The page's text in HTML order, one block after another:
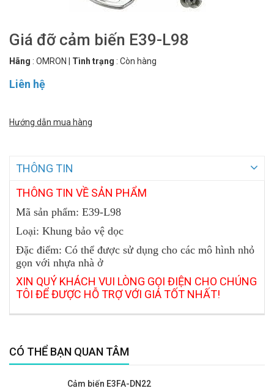
Giá đỡ cảm biến E39-L98
Hãng : OMRON Tình trạng : Còn hàng
Liên hệ
Hướng dẫn mua hàng
THÔNG TIN
THÔNG TIN VỀ SẢN PHẨM
Mã sản phẩm: E39-L98
Loại: Khung bảo vệ dọc
Đặc điểm: Có thể được sử dụng cho các mô hình nhỏ
gọn với nhựa nhà ở
XIN QUÝ KHÁCH VUI LÒNG GỌI ĐIỆN CHO CHÚNG
TÔI ĐỂ ĐƯỢC HỖ TRỢ VỚI GIÁ TỐT NHẤT!
CÓ THỂ BẠN QUAN TÂM
Cảm biến E3FA-DN22